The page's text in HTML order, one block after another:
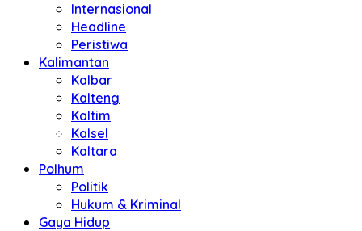
Internasional
Headline
Peristiwa
Kalimantan
Kalbar
Kalteng
Kaltim
Kalsel
Kaltara
Polhum
Politik
Hukum & Kriminal
Gaya Hidup